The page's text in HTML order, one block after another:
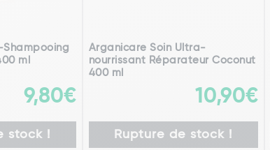
ml
9,80€
stock !
Arganicare Soin Ultra-
nourrissant Réparateur Coconut
400 ml
10,90€
Rupture de stock !